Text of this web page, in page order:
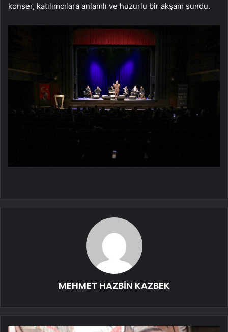
konser, katılımcılara anlamlı ve huzurlu bir akşam sundu.
MEHMET HAZBİN KAZBEK